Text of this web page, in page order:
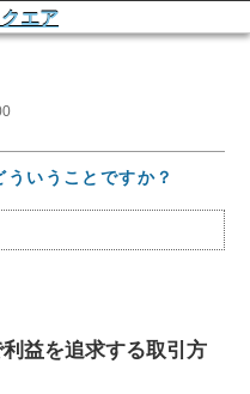
いうことですか？
益を追求する取引方